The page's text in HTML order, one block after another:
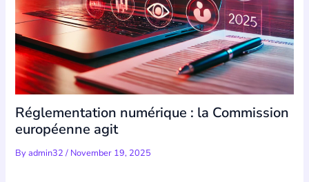
Réglementation numérique : la Commission
européenne agit
Byadmin32/ November 19, 2025